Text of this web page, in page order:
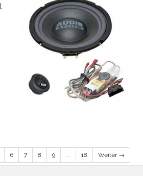
6 7 8 9 ... 18 Weiter →